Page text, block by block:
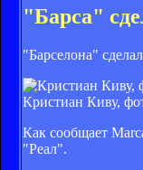
"Барса"
"Барселона"
Кристиан Киву,
Как сообщает
"Реал".